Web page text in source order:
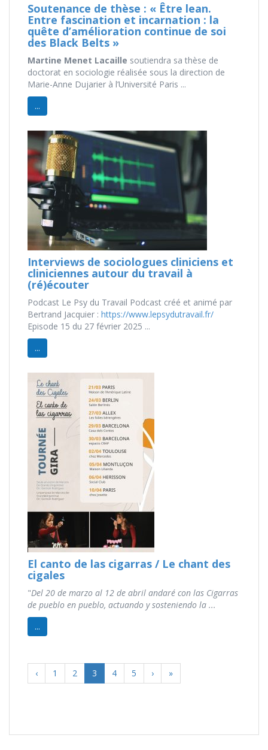
Soutenance de thèse : « Être lean.
Entre fascination et incarnation : la
quête d’amélioration continue de soi
des Black Belts »
Martine Menet Lacaille soutiendra sa thèse de
doctorat en sociologie réalisée sous la direction de
Marie-Anne Dujarier à l’Université Paris ...
...
Interviews de sociologues cliniciens et
cliniciennes autour du travail à
(ré)écouter
Podcast Le Psy du Travail Podcast créé et animé par
Bertrand Jacquier : https://www.lepsydutravail.fr/
Episode 15 du 27 février 2025 ...
...
El canto de las cigarras / Le chant des
cigales
"Del 20 de marzo al 12 de abril andaré con las Cigarras
de pueblo en pueblo, actuando y sosteniendo la ...
...
‹ 1 2 3 4 5 › »